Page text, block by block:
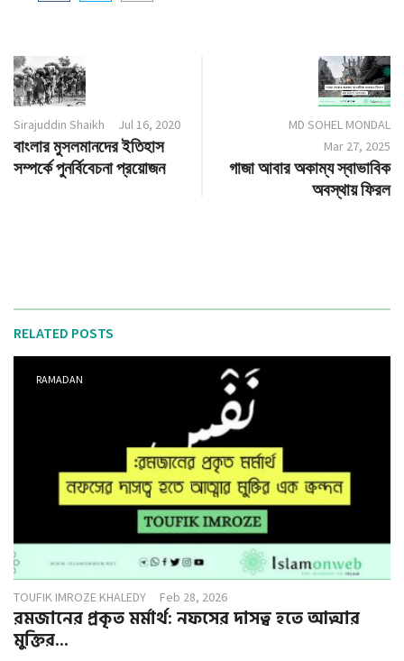
Sirajuddin Shaikh Jul 16, 2020
বাংলার মুসলমানদের ইতিহাস
সম্পর্কে পুনর্বিবেচনা প্রয়োজন
MD SOHEL MONDAL
Mar 27, 2025
গাজা আবার অকাম্য স্বাভাবিক
অবস্থায় ফিরল
RELATED POSTS
RAMADAN
TOUFIK IMROZE KHALEDY Feb 28, 2026
রমজানের প্রকৃত মর্মার্থ: নফসের দাসত্ব হতে আত্মার
মুক্তির...